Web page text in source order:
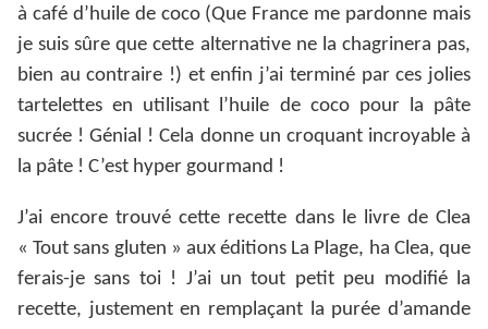
à café d’huile de coco (Que France me pardonne mais
je suis sûre que cette alternative ne la chagrinera pas,
bien au contraire !) et enfin j’ai terminé par ces jolies
tartelettes en utilisant l’huile de coco pour la pâte
sucrée ! Génial ! Cela donne un croquant incroyable à
la pâte ! C’est hyper gourmand !
J’ai encore trouvé cette recette dans le livre de Clea
« Tout sans gluten » aux éditions La Plage, ha Clea, que
ferais-je sans toi ! J’ai un tout petit peu modifié la
recette, justement en remplaçant la purée d’amande